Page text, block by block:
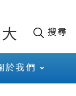
大 搜尋
於我們